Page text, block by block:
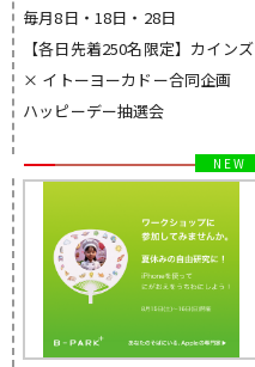
毎月8日・18日・28日
【各日先着250名限定】カインズ
× イトーヨーカドー合同企画
ハッピーデー抽選会